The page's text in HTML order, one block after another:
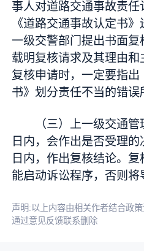
事人对道路交通事故责
《道路交通事故认定书
一级交警部门提出书面复
载明复核请求及其理由
复核申请时，一定要指
书》划分责任不当的错误
（三）上一级交通
日内，会作出是否受理
日内，作出复核结论。
能启动诉讼程序，否则将
声明:以上内容由相关作者结合政
通过意见反馈联系删除